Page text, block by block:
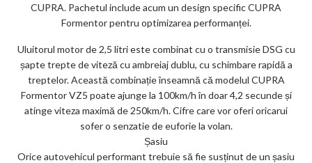
CUPRA. Pachetul include acum un design specific CUPRA
Formentor pentru optimizarea performanței.
Uluitorul motor de 2,5 litri este combinat cu o transmisie DSG cu
șapte trepte de viteză cu ambreiaj dublu, cu schimbare rapidă a
treptelor. Această combinație înseamnă că modelul CUPRA
Formentor VZ5 poate ajunge la 100km/h în doar 4,2 secunde și
atinge viteza maximă de 250km/h. Cifre care vor oferi oricarui
sofer o senzatie de euforie la volan.
Șasiu
Orice autovehicul performant trebuie să fie susținut de un șasiu